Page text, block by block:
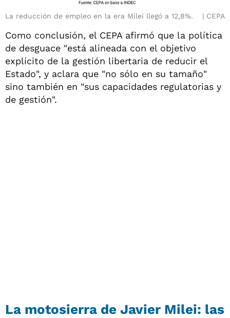
La reducción de empleo en la era Milei llegó a 12,8%. CEPA
Como conclusión, el CEPA afirmó que la política
de desguace "está alineada con el objetivo
explícito de la gestión libertaria de reducir el
Estado", y aclara que "no sólo en su tamaño"
sino también en "sus capacidades regulatorias y
de gestión".
La motosierra de Javier Milei: las